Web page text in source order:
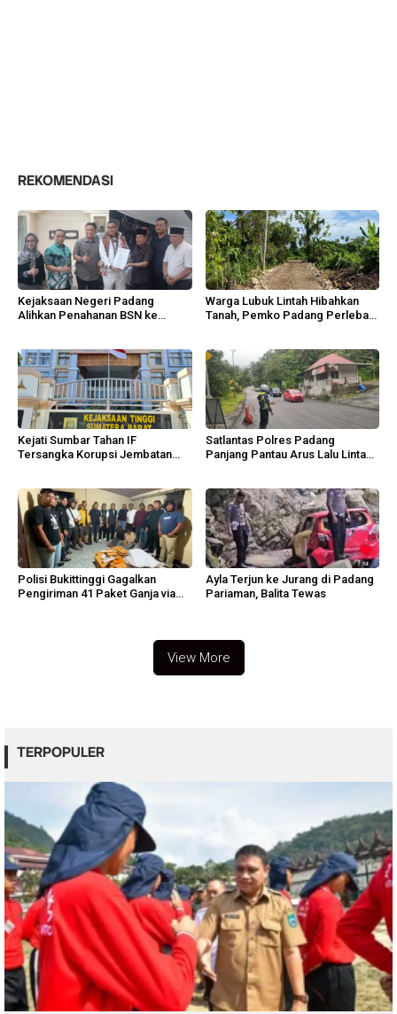
REKOMENDASI
Kejaksaan Negeri Padang
Alihkan Penahanan BSN ke
Warga Lubuk Lintah Hibahkan
Tanah, Pemko Padang Perlebar
Kejati Sumbar Tahan IF
Tersangka Korupsi Jembatan
Satlantas Polres Padang
Panjang Pantau Arus Lalu Lintas
Polisi Bukittinggi Gagalkan
Pengiriman 41 Paket Ganja via
Ayla Terjun ke Jurang di Padang
Pariaman, Balita Tewas
View More
TERPOPULER